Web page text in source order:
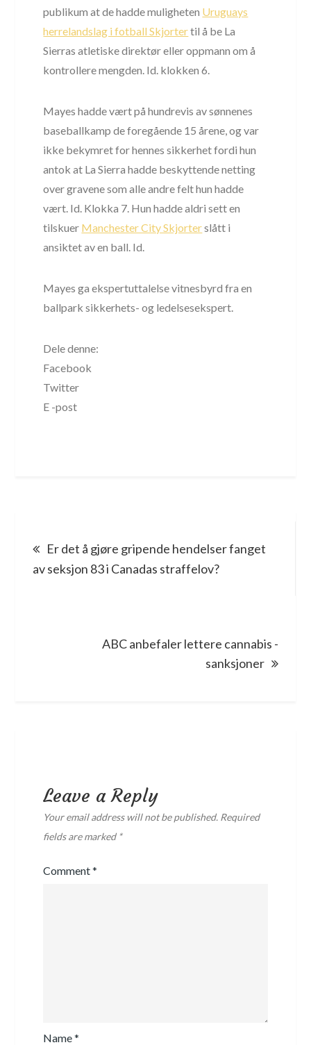
publikum at de hadde muligheten Uruguays
herrelandslag i fotball Skjortertil å be La
Sierras atletiske direktør eller oppmann om å
kontrollere mengden. Id. klokken 6.
Mayes hadde vært på hundrevis av sønnenes
baseballkamp de foregående 15 årene, og var
ikke bekymret for hennes sikkerhet fordi hun
antok at La Sierra hadde beskyttende netting
over gravene som alle andre felt hun hadde
vært. Id. Klokka 7. Hun hadde aldri sett en
tilskuer Manchester City Skjorterslått i
ansiktet av en ball. Id.
Mayes ga ekspertuttalelse vitnesbyrd fra en
ballpark sikkerhets- og ledelsesekspert.
Dele denne:
Facebook
Twitter
E -post
navigation
Er det å gjøre gripende hendelser fanget
av seksjon 83 i Canadas straffelov?
ABC anbefaler lettere cannabis -
sanksjoner
Leave a Reply
Your email address will not be published. Required
fields are marked *
Comment*
Name*